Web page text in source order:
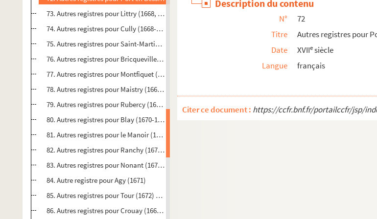
73. Autres registres pour Littry (1668, 1671, 1672)
74. Autres registres pour Cully (1668-1672), Asnelles (1668-1669), Magny (1670-1671), Crépon (1670, 1672...
75. Autres registres pour Saint-Martin-le-Vieux (1669), Saint-Martin-des-Entrées (1670, 1672), Saint-Lou...
76. Autres registres pour Bricqueville (1668-1673)
77. Autres registres pour Montfiquet (1674)
78. Autres registres pour Maistry (1669-1670)
79. Autres registres pour Rubercy (1668-1672)
80. Autres registres pour Blay (1670-1672)
81. Autres registres pour le Manoir (1668-1669)
82. Autres registres pour Ranchy (1670-1673)
83. Autres registres pour Nonant (1671-1672)
84. Autre registre pour Agy (1671)
85. Autres registres pour Tour (1672) et Maisons (1670, 1672-1673)
86. Autres registres pour Crouay (1668, 1670-1672)
Description du contenu
N°
72
Titre
Autres registres pour
Date
XVIIesiècle
Langue
français
Citer ce document : https://ccfr.bnf.fr/portailccfr/jsp/